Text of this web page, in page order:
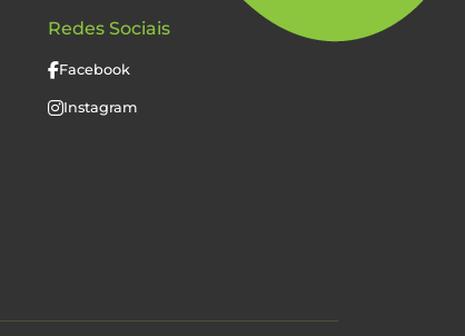
Redes Sociais
Facebook
Instagram